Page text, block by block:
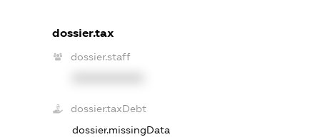
dossier.tax
dossier.staff
dossier.taxDebt
dossier.missingData